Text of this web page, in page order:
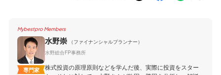
Mybestpro Members
専門家
水野崇
（ファイナンシャルプランナー）
水野総合FP事務所
株式投資の原理原則などを学んだ後、実際に投資をスター